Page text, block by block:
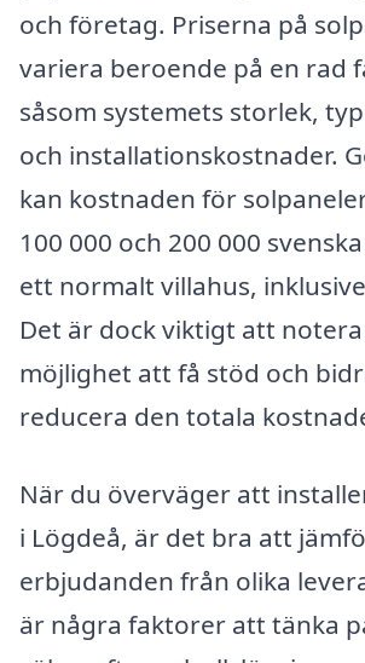
och företag. Priserna på
variera beroende på en rad
såsom systemets storlek,
och installationskostnader.
kan kostnaden för
100 000 och 200 000
ett normalt villahus,
Det är dock viktigt att
möjlighet att få stöd och
reducera den totala
När du överväger att
i Lögdeå, är det bra att
erbjudanden från olika
är några faktorer att tänka